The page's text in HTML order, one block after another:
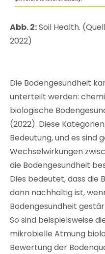
Abb. 2:Soil Health.
2022)
Die Bodengesundheit
unterteilt werden:
biologische
(2022). Diese
Bedeutung, und es sind
Wechselwirkungen
die Bodengesundheit
Dies bedeutet, dass die
dann nachhaltig ist,
Bodengesundheit
So sind beispielsweise
mikrobielle Atmung
Bewertung der